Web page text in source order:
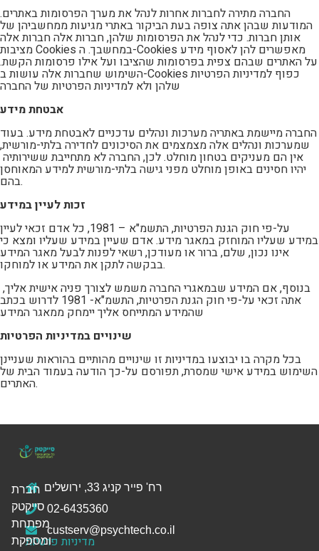
החברה מתירה לחברות אחרות לנהל את מערך הפרסומות באתרים.
המודעות שבהן אתה צופה בעת הביקור באתרי מגיעות ממחשביהן של
אותן חברות. כדי לנהל את הפרסומות שלהן, חברות אלה חברות אלה
מציבות Cookies במחשבך. ה-Cookies מאפשרים להן לאסוף מידע
על האתרים שבהם צפית בפרסומות שהציבו ועל אילו פרסומות הקשת.
השימוש שחברות אלה עושות ב-Cookies כפוף למדיניות הפרטיות
שלהן ולא למדיניות הפרטיות של החברה
אבטחת מידע
החברה מיישמת באתריה מערכות ונהלים עדכניים לאבטחת מידע. בעוד
שמערכות ונהלים אלה מצמצמים את הסיכונים לחדירה בלתי-מורשית,
אין הם מעניקים בטחון מוחלט. לכן, החברה לא מתחייבת ששירותיה
יהיו חסינים באופן מוחלט מפני גישה בלתי-מורשית למידע המאוחסן
בהם.
זכות לעיין במידע
על-פי חוק הגנת הפרטיות, התשמ"א – 1981, כל אדם זכאי לעיין
במידע שעליו המוחזק במאגר מידע. אדם שעיין במידע שעליו ומצא כי
אינו נכון, שלם, ברור או מעודכן, רשאי לפנות לבעל מאגר המידע
בבקשה לתקן את המידע או למוחקו.
בנוסף, אם המידע שבמאגרי החברה משמש לצורך פניה אישית אליך,
אתה זכאי על-פי חוק הגנת הפרטיות, התשמ"א- 1981 לדרוש בכתב
שהמידע המתייחס אליך יימחק ממאגר המידע
שינויים במדיניות הפרטיות
בכל מקרה בו יבוצעו במדיניות זו שינויים מהותיים בהוראות שעניינן
השימוש במידע אישי שמסרת, תפורסם על-כך הודעה בעמוד הבית של
האתרים.
רח' פייר קניג 33, ירושלים
02-6435360
custserv@psychtech.co.il
מדיניות פרטיות
חברת
סייקטק
מפתחת
ומספקת